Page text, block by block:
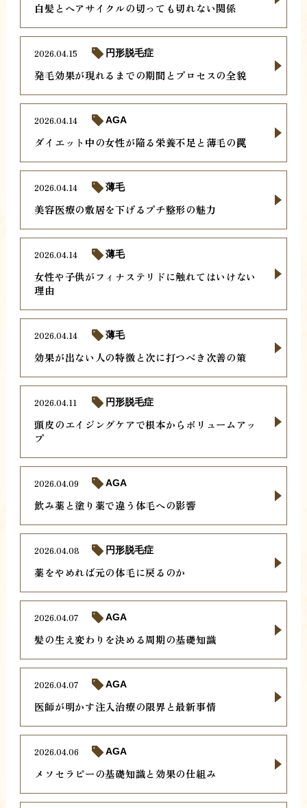
白髪とヘアサイクルの切っても切れない関係
発毛効果が現れるまでの期間とプロセスの全貌
2026.04.15 円形脱毛症
ダイエット中の女性が陥る栄養不足と薄毛の罠
2026.04.14 AGA
美容医療の敷居を下げるプチ整形の魅力
2026.04.14 薄毛
女性や子供がフィナステリドに触れてはいけない
理由
2026.04.14 薄毛
効果が出ない人の特徴と次に打つべき次善の策
2026.04.14 薄毛
頭皮のエイジングケアで根本からボリュームアッ
プ
2026.04.11 円形脱毛症
飲み薬と塗り薬で違う体毛への影響
2026.04.09 AGA
薬をやめれば元の体毛に戻るのか
2026.04.08 円形脱毛症
髪の生え変わりを決める周期の基礎知識
2026.04.07 AGA
医師が明かす注入治療の限界と最新事情
2026.04.07 AGA
メソセラピーの基礎知識と効果の仕組み
2026.04.06 AGA